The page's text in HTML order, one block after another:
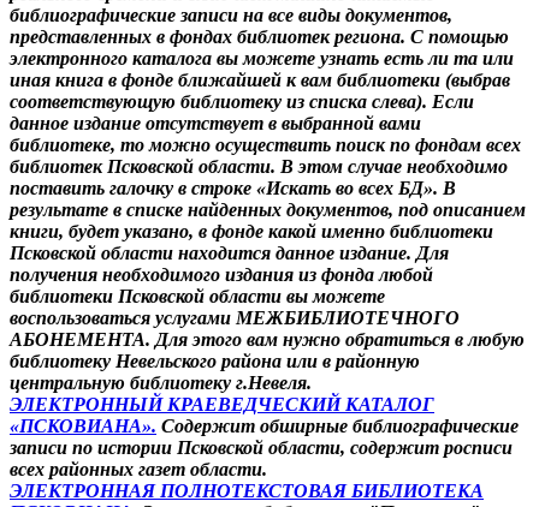
библиографические записи на все виды документов,
представленных в фондах библиотек региона. С помощью
электронного каталога вы можете узнать есть ли та или
иная книга в фонде ближайшей к вам библиотеки (выбрав
соответствующую библиотеку из списка слева). Если
данное издание отсутствует в выбранной вами
библиотеке, то можно осуществить поиск по фондам всех
библиотек Псковской области. В этом случае необходимо
поставить галочку в строке «Искать во всех БД». В
результате в списке найденных документов, под описанием
книги, будет указано, в фонде какой именно библиотеки
Псковской области находится данное издание. Для
получения необходимого издания из фонда любой
библиотеки Псковской области вы можете
воспользоваться услугами МЕЖБИБЛИОТЕЧНОГО
АБОНЕМЕНТА. Для этого вам нужно обратиться в любую
библиотеку Невельского района или в районную
центральную библиотеку г.Невеля.
ЭЛЕКТРОННЫЙ КРАЕВЕДЧЕСКИЙ КАТАЛОГ
«ПСКОВИАНА». Содержит обширные библиографические
записи по истории Псковской области, содержит росписи
всех районных газет области.
ЭЛЕКТРОННАЯ ПОЛНОТЕКСТОВАЯ БИБЛИОТЕКА